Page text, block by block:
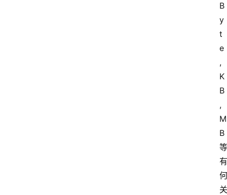
B
y
t
e
,
K
B
,
M
B
等
有
何
关